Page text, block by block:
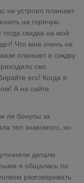
не устроил планшет
на горячую
скидка на мой
Что мне очень не
планшет и сикдку
смс
его! Когда я
А на сайте
ли бонусы за
тел знакомого, но
детали
я общалась по
разговаривать